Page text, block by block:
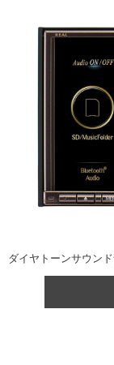
スクープ
ダイヤトーンサウン